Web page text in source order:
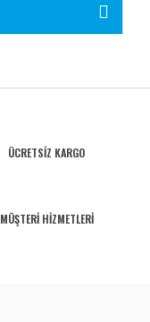
ÜCRETSİZ KARGO
MÜŞTERİ HİZMETLERİ